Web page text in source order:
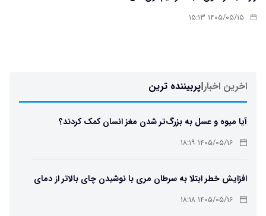
۱۴۰۵/۰۵/۱۵ ۱۵:۱۳
اخرین اخبار|پربیننده ترین
آیا میوه و عسل به بزرگ‌تر شدن مغز انسان کمک کردند؟
۱۴۰۵/۰۵/۱۶ ۱۸:۱۹
افزایش خطر ابتلا به سرطان مری با نوشیدن چای بالاتر از دمای
۶۵ درجه ۱۴۰۵/۰۵/۱۶ ۱۸:۱۸